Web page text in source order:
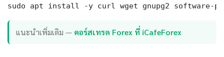
sudo apt install -y curl wget gnupg2 software-
แนะนำเพิ่มเติม — คอร์สเทรด Forex ที่ iCafeForex